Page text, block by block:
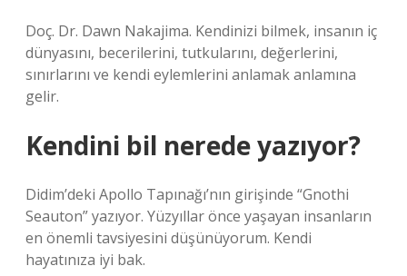
Doç. Dr. Dawn Nakajima. Kendinizi bilmek, insanın iç
dünyasını, becerilerini, tutkularını, değerlerini,
sınırlarını ve kendi eylemlerini anlamak anlamına
gelir.
Kendini bil nerede yazıyor?
Didim’deki Apollo Tapınağı’nın girişinde “Gnothi
Seauton” yazıyor. Yüzyıllar önce yaşayan insanların
en önemli tavsiyesini düşünüyorum. Kendi
hayatınıza iyi bak.